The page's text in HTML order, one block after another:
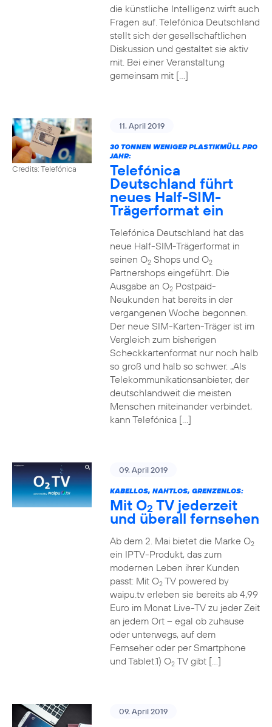
die künstliche Intelligenz wirft auch
Fragen auf. Telefónica Deutschland
stellt sich der gesellschaftlichen
Diskussion und gestaltet sie aktiv
mit. Bei einer Veranstaltung
gemeinsam mit […]
Credits: Telefónica
11. April 2019
30 TONNEN WENIGER PLASTIKMÜLL PRO
JAHR:
Telefónica
Deutschland führt
neues Half-SIM-
Trägerformat ein
Telefónica Deutschland hat das
neue Half-SIM-Trägerformat in
seinen O2Shops und O2
Partnershops eingeführt. Die
Ausgabe an O2Postpaid-
Neukunden hat bereits in der
vergangenen Woche begonnen.
Der neue SIM-Karten-Träger ist im
Vergleich zum bisherigen
Scheckkartenformat nur noch halb
so groß und halb so schwer. „Als
Telekommunikationsanbieter, der
deutschlandweit die meisten
Menschen miteinander verbindet,
kann Telefónica […]
09. April 2019
KABELLOS, NAHTLOS, GRENZENLOS:
Mit O2 TV jederzeit
und überall fernsehen
Ab dem 2. Mai bietet die Marke O2
ein IPTV-Produkt, das zum
modernen Leben ihrer Kunden
passt: Mit O2TV powered by
waipu.tv erleben sie bereits ab 4,99
Euro im Monat Live-TV zu jeder Zeit
an jedem Ort – egal ob zuhause
oder unterwegs, auf dem
Fernseher oder per Smartphone
und Tablet.1) O2TV gibt […]
09. April 2019